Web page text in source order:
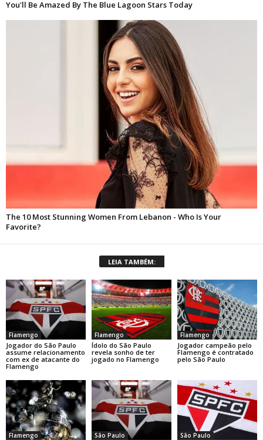
LEIA TAMBÉM:
Flamengo
Jogador do São Paulo
assume relacionamento
com ex de atacante do
Flamengo
Flamengo
Ídolo do São Paulo
revela sonho de ter
jogado no Flamengo
Flamengo
Jogador campeão pelo
Flamengo é contratado
pelo São Paulo
Flamengo São Paulo São Paulo